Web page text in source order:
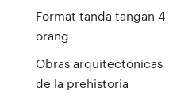
Format tanda tangan 4
orang
Obras arquitectonicas
de la prehistoria